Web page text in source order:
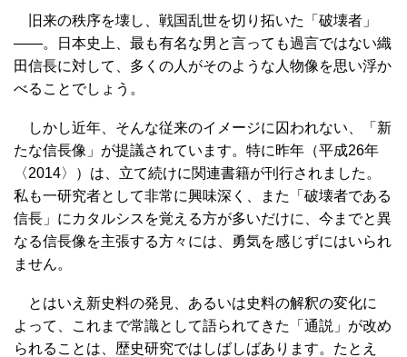
旧来の秩序を壊し、戦国乱世を切り拓いた「破壊者」
――。日本史上、最も有名な男と言っても過言ではない織
田信長に対して、多くの人がそのような人物像を思い浮か
べることでしょう。
しかし近年、そんな従来のイメージに囚われない、「新
たな信長像」が提議されています。特に昨年（平成26年
〈2014〉）は、立て続けに関連書籍が刊行されました。
私も一研究者として非常に興味深く、また「破壊者である
信長」にカタルシスを覚える方が多いだけに、今までと異
なる信長像を主張する方々には、勇気を感じずにはいられ
ません。
とはいえ新史料の発見、あるいは史料の解釈の変化に
よって、これまで常識として語られてきた「通説」が改め
られることは、歴史研究ではしばしばあります。たとえ